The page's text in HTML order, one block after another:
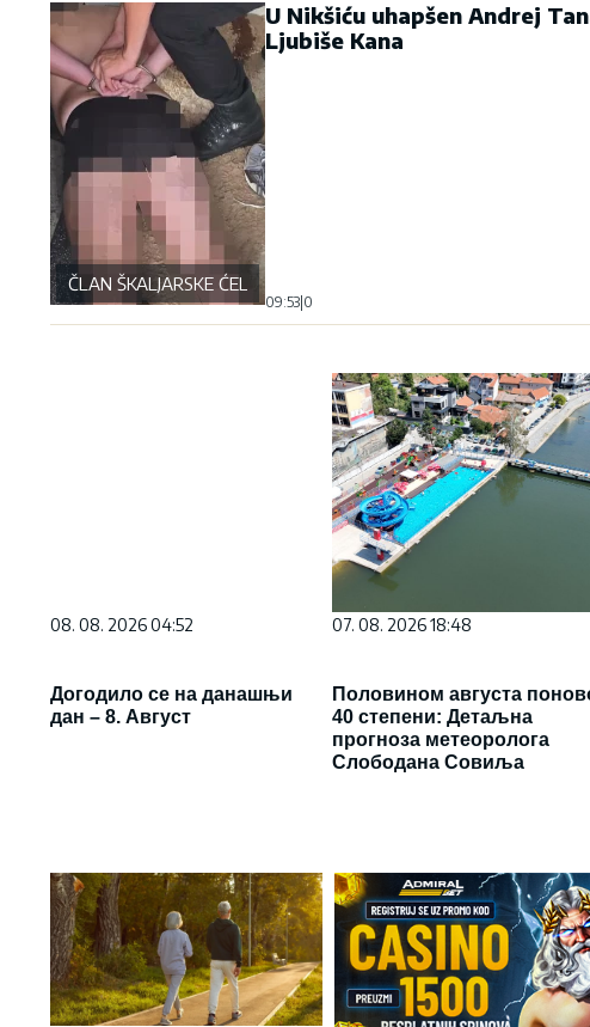
ČLAN ŠKALJARSKE ĆELIJE
U Nikšiću uhapšen Andrej
Ljubiše Kana
09:53 0
08. 08. 2026 04:52
Догодило се на данашњи
дан – 8. Август
07. 08. 2026 18:48
Половином августа
40 степени: Детаљна
прогноза метеоролога
Слободана Совиља